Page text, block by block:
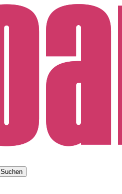
Suchen